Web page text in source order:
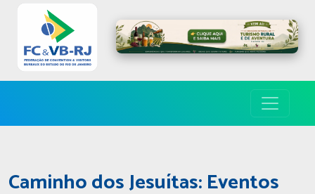
Caminho dos Jesuítas: Eventos